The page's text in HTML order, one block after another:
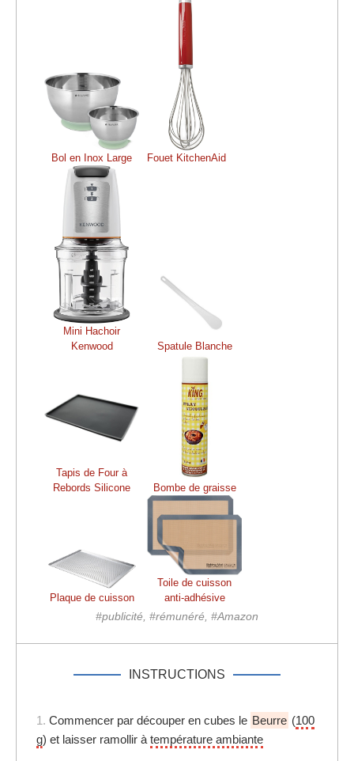
Bol en Inox Large Fouet KitchenAid
Mini Hachoir
Kenwood
Spatule Blanche
Tapis de Four à
Rebords Silicone
Bombe de graisse
Plaque de cuisson
Toile de cuisson
anti-adhésive
#publicité, #rémunéré, #Amazon
INSTRUCTIONS
1. Commencer par découper en cubes le Beurre (100
g) et laisser ramollir à température ambiante